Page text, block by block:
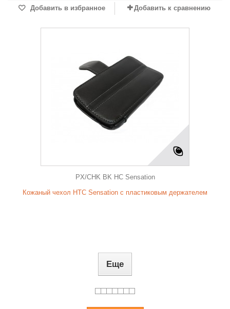
Добавить в избранное Добавить к сравнению
PX/CHK BK HC Sensation
Кожаный чехол HTC Sensation с пластиковым держателем
Еще